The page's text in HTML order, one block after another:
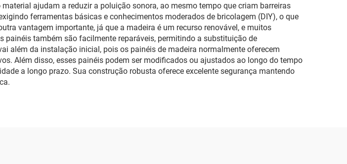
ajudam a reduzir a poluição sonora, ao mesmo tempo que criam barreiras
ferramentas básicas e conhecimentos moderados de bricolagem (DIY), o que
vantagem importante, já que a madeira é um recurso renovável, e muitos
também são facilmente reparáveis, permitindo a substituição de
além da instalação inicial, pois os painéis de madeira normalmente oferecem
Além disso, esses painéis podem ser modificados ou ajustados ao longo do tempo
a longo prazo. Sua construção robusta oferece excelente segurança mantendo